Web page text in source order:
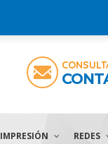
IMPRESIÓN REDES